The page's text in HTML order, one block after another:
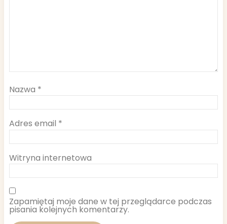
Nazwa *
Adres email *
Witryna internetowa
Zapamiętaj moje dane w tej przeglądarce podczas
pisania kolejnych komentarzy.